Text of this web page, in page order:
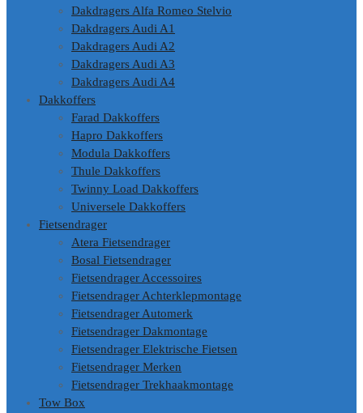
Dakdragers Alfa Romeo Stelvio
Dakdragers Audi A1
Dakdragers Audi A2
Dakdragers Audi A3
Dakdragers Audi A4
Dakkoffers
Farad Dakkoffers
Hapro Dakkoffers
Modula Dakkoffers
Thule Dakkoffers
Twinny Load Dakkoffers
Universele Dakkoffers
Fietsendrager
Atera Fietsendrager
Bosal Fietsendrager
Fietsendrager Accessoires
Fietsendrager Achterklepmontage
Fietsendrager Automerk
Fietsendrager Dakmontage
Fietsendrager Elektrische Fietsen
Fietsendrager Merken
Fietsendrager Trekhaakmontage
Tow Box